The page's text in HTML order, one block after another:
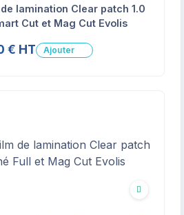
lamination Clear patch 1.0
Cut et Mag Cut Evolis
€ HT Ajouter
Écologique